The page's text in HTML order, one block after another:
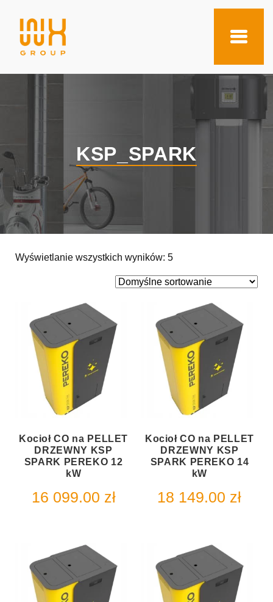
KSP_SPARK
Wyświetlanie wszystkich wyników: 5
Kocioł CO na PELLET
DRZEWNY KSP
SPARK PEREKO 12
kW
16 099.00 zł
Kocioł CO na PELLET
DRZEWNY KSP
SPARK PEREKO 14
kW
18 149.00 zł